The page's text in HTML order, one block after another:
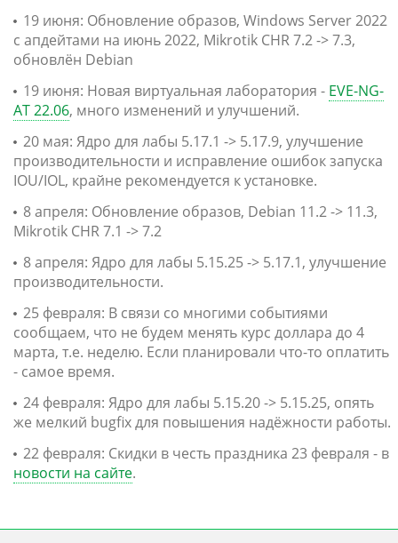
19 июня: Обновление образов, Windows Server 2022
с апдейтами на июнь 2022, Mikrotik CHR 7.2 -> 7.3,
обновлён Debian
19 июня: Новая виртуальная лаборатория - EVE-NG-
AT 22.06, много изменений и улучшений.
20 мая: Ядро для лабы 5.17.1 -> 5.17.9, улучшение
производительности и исправление ошибок запуска
IOU/IOL, крайне рекомендуется к установке.
8 апреля: Обновление образов, Debian 11.2 -> 11.3,
Mikrotik CHR 7.1 -> 7.2
8 апреля: Ядро для лабы 5.15.25 -> 5.17.1, улучшение
производительности.
25 февраля: В связи со многими событиями
сообщаем, что не будем менять курс доллара до 4
марта, т.е. неделю. Если планировали что-то оплатить
- самое время.
24 февраля: Ядро для лабы 5.15.20 -> 5.15.25, опять
же мелкий bugfix для повышения надёжности работы.
22 февраля: Скидки в честь праздника 23 февраля - в
новости на сайте.